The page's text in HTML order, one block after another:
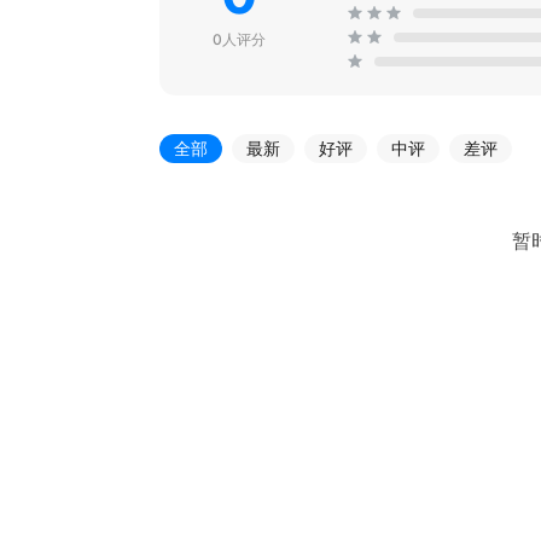
0人评分
全部 最新 好评 中评 差评